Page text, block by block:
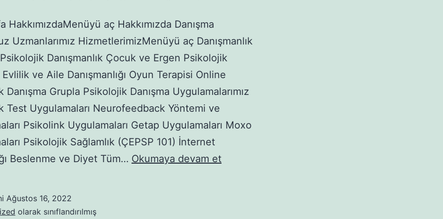
HakkımızdaMenüyü aç Hakkımızda Danışma
Uzmanlarımız HizmetlerimizMenüyü aç Danışmanlık
Danışmanlık Çocuk ve Ergen Psikolojik
Evlilik ve Aile Danışmanlığı Oyun Terapisi Online
Danışma Grupla Psikolojik Danışma Uygulamalarımız
Test Uygulamaları Neurofeedback Yöntemi ve
Psikolink Uygulamaları Getap Uygulamaları Moxo
Psikolojik Sağlamlık (ÇEPSP 101) İnternet
Beslenme ve Diyet Tüm… Okumaya devam etDİYET
Ağustos 16, 2022
olarak sınıflandırılmış